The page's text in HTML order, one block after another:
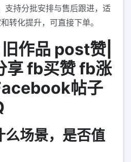
持分批安排与售后跟进，适
转化提升，可直接下单。
作品 post赞|
享 fb买赞 fb涨
帖子
场景，是否值